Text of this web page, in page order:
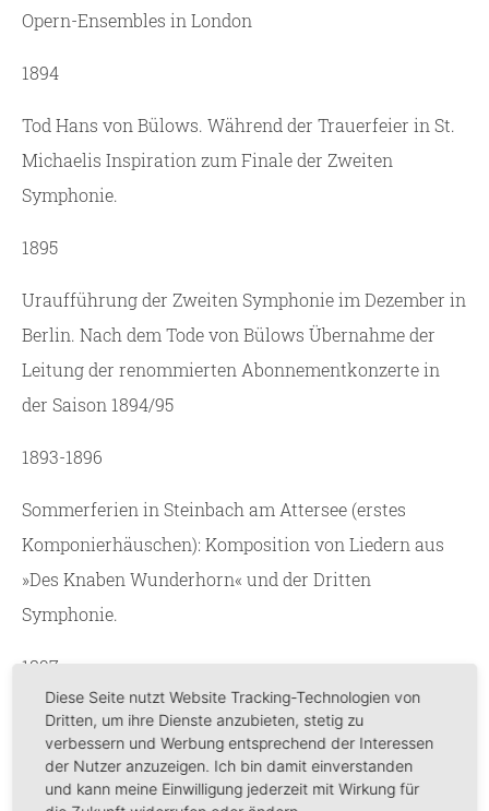
Opern-Ensembles in London
1894
Tod Hans von Bülows. Während der Trauerfeier in St.
Michaelis Inspiration zum Finale der Zweiten
Symphonie.
1895
Uraufführung der Zweiten Symphonie im Dezember in
Berlin. Nach dem Tode von Bülows Übernahme der
Leitung der renommierten Abonnementkonzerte in
der Saison 1894/95
1893-1896
Sommerferien in Steinbach am Attersee (erstes
Komponierhäuschen): Komposition von Liedern aus
»Des Knaben Wunderhorn« und der Dritten
Symphonie.
1897
Konvertierung zum katholischen Glauben im
Hamburger „kleinen Michel“ am 23. Februar
Diese Seite nutzt Website Tracking-Technologien von
Dritten, um ihre Dienste anzubieten, stetig zu
verbessern und Werbung entsprechend der Interessen
der Nutzer anzuzeigen. Ich bin damit einverstanden
und kann meine Einwilligung jederzeit mit Wirkung für